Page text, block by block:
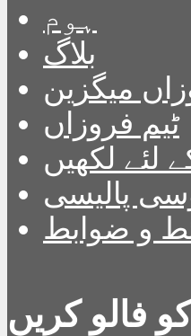
ہوم
بلاگ
میگزین
ٹیم فروزاں
لئے لکھیں
پالیسی
و ضوابط
فالو کریں